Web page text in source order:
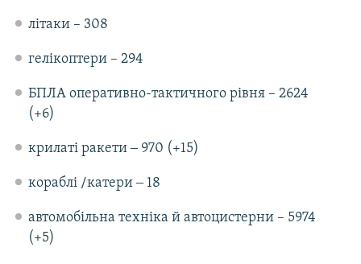
літаки – 308
гелікоптери – 294
БПЛА оперативно-тактичного рівня – 2624
(+6)
крилаті ракети ‒ 970 (+15)
кораблі /катери ‒ 18
автомобільна техніка й автоцистерни – 5974
(+5)